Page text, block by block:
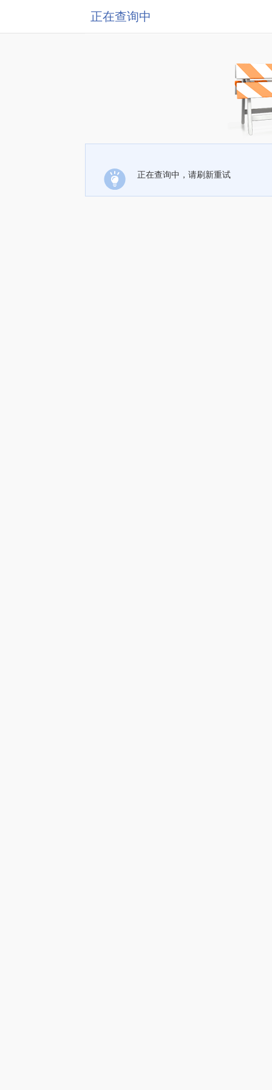
正在查询中
正在查询中，请刷新重试